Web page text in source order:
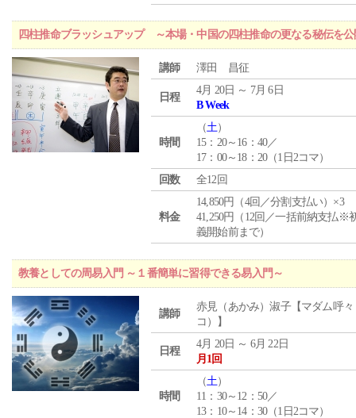
四柱推命ブラッシュアップ ～本場・中国の四柱推命の更なる秘伝を
講師 澤田 昌征
日程
4月 20日 ～ 7月 6日
B Week
時間
（土）
15：20～16：40／
17：00～18：20（1日2コマ）
回数
全12回
料金
14,850円（4回／分割支払い）×3
41,250円（12回／一括前納支払※
義開始前まで）
教養としての周易入門 ～１番簡単に習得できる易入門～
講師
赤見（あかみ）淑子【マダム呼々
コ）】
日程
4月 20日 ～ 6月 22日
月1回
時間
（土）
11：30～12：50／
13：10～14：30（1日2コマ）